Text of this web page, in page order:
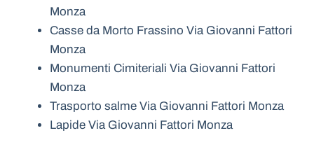
Monza
Casse da Morto Frassino Via Giovanni Fattori
Monza
Monumenti Cimiteriali Via Giovanni Fattori
Monza
Trasporto salme Via Giovanni Fattori Monza
Lapide Via Giovanni Fattori Monza